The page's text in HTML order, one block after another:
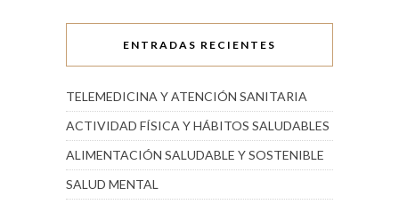
ENTRADAS RECIENTES
TELEMEDICINA Y ATENCIÓN SANITARIA
ACTIVIDAD FÍSICA Y HÁBITOS SALUDABLES
ALIMENTACIÓN SALUDABLE Y SOSTENIBLE
SALUD MENTAL